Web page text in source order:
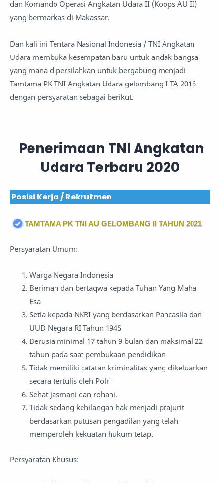
dan Komando Operasi Angkatan Udara II (Koops AU II)
yang bermarkas di Makassar.
Dan kali ini Tentara Nasional Indonesia / TNI Angkatan
Udara membuka kesempatan baru untuk andak bangsa
yang mana dipersilahkan untuk bergabung menjadi
Tamtama PK TNI Angkatan Udara gelombang I TA 2016
dengan persyaratan sebagai berikut.
Penerimaan TNI Angkatan
Udara Terbaru 2020
Posisi Kerja / Rekrutmen
TAMTAMA PK TNI AU GELOMBANG II TAHUN 2021
Persyaratan Umum:
Warga Negara Indonesia
Beriman dan bertaqwa kepada Tuhan Yang Maha
Esa
Setia kepada NKRI yang berdasarkan Pancasila dan
UUD Negara RI Tahun 1945
Berusia minimal 17 tahun 9 bulan dan maksimal 22
tahun pada saat pembukaan pendidikan
Tidak memiliki catatan kriminalitas yang dikeluarkan
secara tertulis oleh Polri
Sehat jasmani dan rohani.
Tidak sedang kehilangan hak menjadi prajurit
berdasarkan putusan pengadilan yang telah
memperoleh kekuatan hukum tetap.
Persyaratan Khusus: